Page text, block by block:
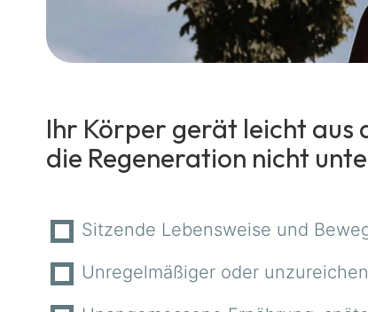
Ihr Körper gerät leicht aus
die Regeneration nicht
Sitzende Lebensweise und
Unregelmäßiger oder